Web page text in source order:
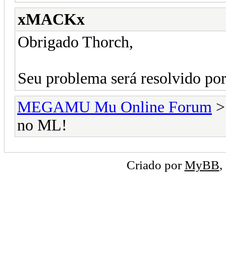
xMACKx
Obrigado Thorch,
Seu problema será resolvido
MEGAMU Mu Online Forum
no ML!
Criado porMyBB,